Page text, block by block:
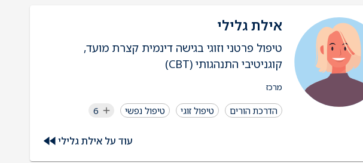
אילת גלילי
טיפול פרטני וזוגי בגישה דינמית קצרת מועד,
קוגניטיבי התנהגותי (CBT)
מרכז
הדרכת הורים טיפול זוגי טיפול נפשי 6
עוד על אילת גלילי